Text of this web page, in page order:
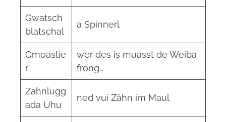
Gwatsch
blatschal
a Spinnerl
Gmoastie
r
wer des is muasst de Weiba
frong…
Zahnlugg
ada Uhu
ned vui Zähn im Maul